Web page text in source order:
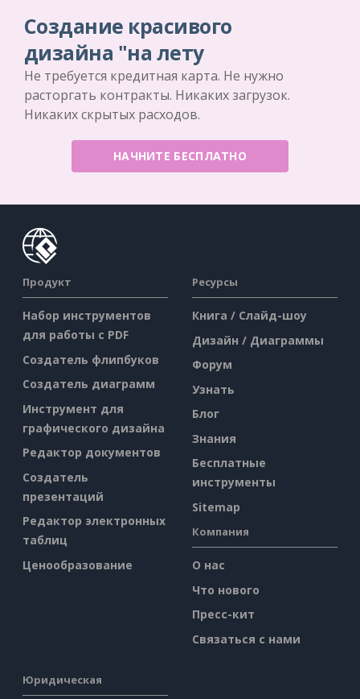
Создание красивого
дизайна "на лету
Не требуется кредитная карта. Не нужно
расторгать контракты. Никаких загрузок.
Никаких скрытых расходов.
НАЧНИТЕ БЕСПЛАТНО
Продукт
Набор инструментов
для работы с PDF
Создатель флипбуков
Создатель диаграмм
Инструмент для
графического дизайна
Редактор документов
Создатель
презентаций
Редактор электронных
таблиц
Ценообразование
Ресурсы
Книга / Слайд-шоу
Дизайн / Диаграммы
Форум
Узнать
Блог
Знания
Бесплатные
инструменты
Sitemap
Компания
О нас
Что нового
Пресс-кит
Связаться с нами
Юридическая